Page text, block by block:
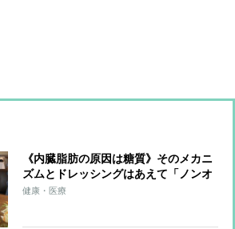
《内臓脂肪の原因は糖質》そのメカニ
ズムとドレッシングはあえて「ノンオ
イルよりもオイル入りを」と医師がす
健康・医療